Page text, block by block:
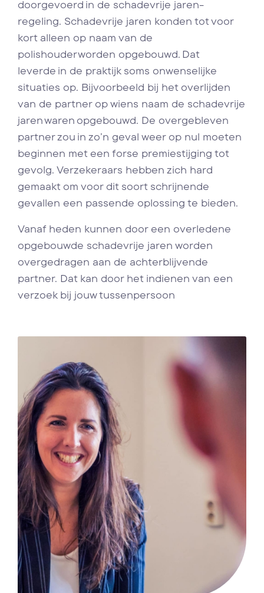
doorgevoerd in de schadevrije jaren-
regeling. Schadevrije jaren konden tot voor
kort alleen op naam van de
polishouder worden opgebouwd. Dat
leverde in de praktijk soms onwenselijke
situaties op. Bijvoorbeeld bij het overlijden
van de partner op wiens naam de schadevrije
jaren waren opgebouwd. De overgebleven
partner zou in zo’n geval weer op nul moeten
beginnen met een forse premiestijging tot
gevolg. Verzekeraars hebben zich hard
gemaakt om voor dit soort schrijnende
gevallen een passende oplossing te bieden.
Vanaf heden kunnen door een overledene
opgebouwde schadevrije jaren worden
overgedragen aan de achterblijvende
partner. Dat kan door het indienen van een
verzoek bij jouw tussenpersoon